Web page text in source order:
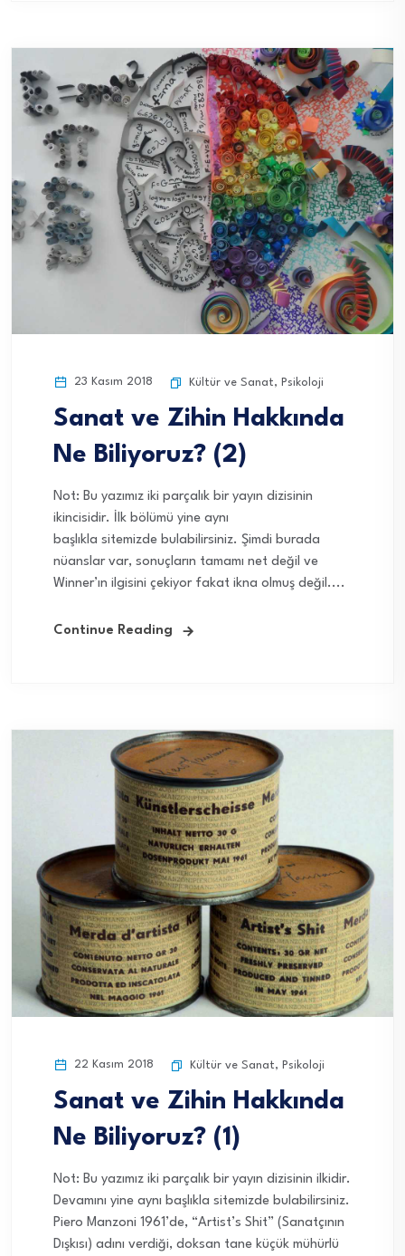
23 Kasım 2018 Kültür ve Sanat, Psikoloji
Sanat ve Zihin Hakkında
Ne Biliyoruz? (2)
Not: Bu yazımız iki parçalık bir yayın dizisinin
ikincisidir. İlk bölümü yine aynı
başlıkla sitemizde bulabilirsiniz. Şimdi burada
nüanslar var, sonuçların tamamı net değil ve
Winner’ın ilgisini çekiyor fakat ikna olmuş değil....
Continue Reading
22 Kasım 2018 Kültür ve Sanat, Psikoloji
Sanat ve Zihin Hakkında
Ne Biliyoruz? (1)
Not: Bu yazımız iki parçalık bir yayın dizisinin ilkidir.
Devamını yine aynı başlıkla sitemizde bulabilirsiniz.
Piero Manzoni 1961’de, “Artist’s Shit” (Sanatçının
Dışkısı) adını verdiği, doksan tane küçük mühürlü